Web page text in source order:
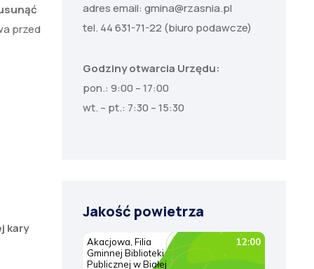
przed
kary
adres email: gmina@rzasnia.pl
tel. 44 631-71-22 (biuro podawcze)
Godziny otwarcia Urzędu:
pon.: 9:00 – 17:00
wt. – pt.: 7:30 – 15:30
Jakość powietrza